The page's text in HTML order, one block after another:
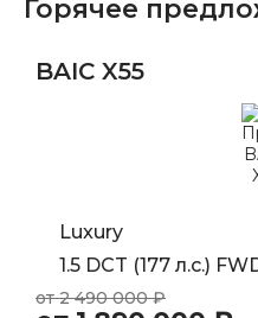
Горячее
BAIC X55
Luxury
1.5 DCT (177 л.с.)
от 2 490 000 ₽